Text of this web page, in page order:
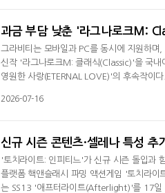
과금 부담 낮춘 '라그나로크M:
그라비티는 모바일과 PC를 동시에 지원하
신작 '라그나로크M: 클래식(Classic)'을 국
영원한 사랑(ETERNAL LOVE)'의 후속작이
버프 등 혜택을 담은 월간 카드를 무료로 지
2026-07-16
신규 시즌 콘텐츠·셀레나 특성
'토치라이트: 인피티느'가 신규 시즌 돌입과
플랫폼 핵앤슬래시 파밍 액션게임 '토치라이
는 SS13 '애프터라이트(Afterlight)'를 17일